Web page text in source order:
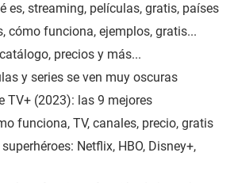
es, streaming, películas, gratis, países
cómo funciona, ejemplos, gratis...
precios y más...
y series se ven muy oscuras
TV+ (2023): las 9 mejores
funciona, TV, canales, precio, gratis
Netflix, HBO, Disney+,